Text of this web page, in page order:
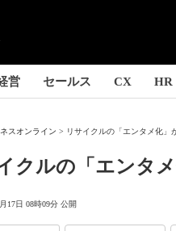
営 セールス CX HR
スオンライン リサイクルの「エンタメ化」
クルの「エンタ
17日 08時09分 公開